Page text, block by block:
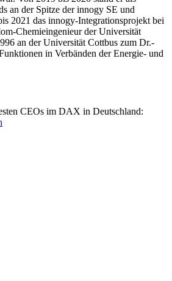
an der Spitze der innogy SE und
2021 das innogy-Integrationsprojekt bei
Chemieingenieur der Universität
an der Universität Cottbus zum Dr.-
in Verbänden der Energie- und
CEOs im DAX in Deutschland: